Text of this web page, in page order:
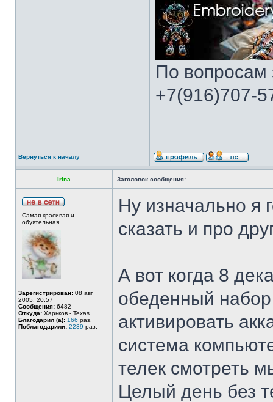
По вопросам
+7(916)707-
Вернуться к началу
Irina Заголовок сообщения:
Самая красивая и
обуятельная
Зарегистрирован: 08 авг
2005, 20:57
Сообщения: 6482
Откуда: Харьков - Texas
Благодарил (а): 166 раз.
Поблагодарили: 2239 раз.
Ну изначально я
сказать и про
А вот когда 8
обеденный
активировать
система
телек смотреть
Целый день без